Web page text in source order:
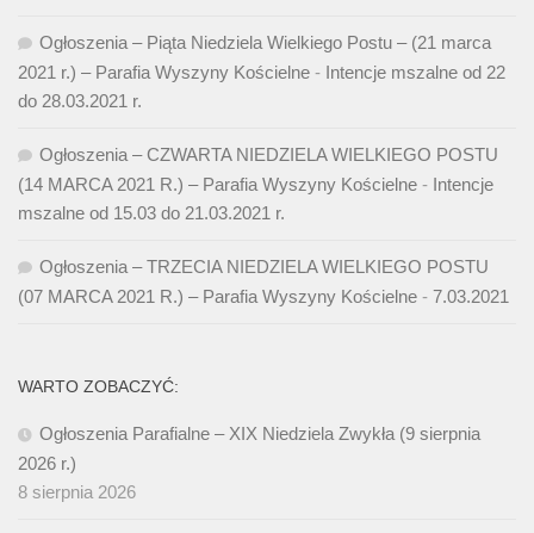
Ogłoszenia – Piąta Niedziela Wielkiego Postu – (21 marca
2021 r.) – Parafia Wyszyny Kościelne - Intencje mszalne od 22
do 28.03.2021 r.
Ogłoszenia – CZWARTA NIEDZIELA WIELKIEGO POSTU
(14 MARCA 2021 R.) – Parafia Wyszyny Kościelne - Intencje
mszalne od 15.03 do 21.03.2021 r.
Ogłoszenia – TRZECIA NIEDZIELA WIELKIEGO POSTU
(07 MARCA 2021 R.) – Parafia Wyszyny Kościelne - 7.03.2021
WARTO ZOBACZYĆ:
Ogłoszenia Parafialne – XIX Niedziela Zwykła (9 sierpnia
2026 r.)
8 sierpnia 2026